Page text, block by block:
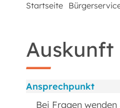
Startseite
Ansprechpunkt
Bei Fragen